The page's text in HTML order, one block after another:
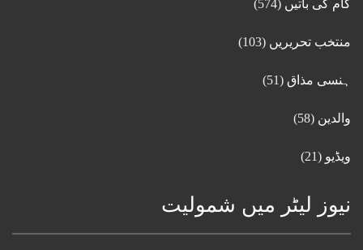
کام کی باتیں (574)
منتخب تحریریں (103)
ہنسی مذاق (51)
والدین (58)
ویڈیو (21)
نیوز لیٹر میں شمولیت